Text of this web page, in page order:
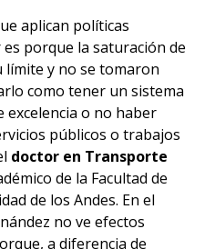
aplican políticas
porque la saturación de
límite y no se tomaron
como tener un sistema
o no haber
públicos o trabajos
doctor en Transporte
de la Facultad de
de los Andes. En el
no ve efectos
a diferencia de